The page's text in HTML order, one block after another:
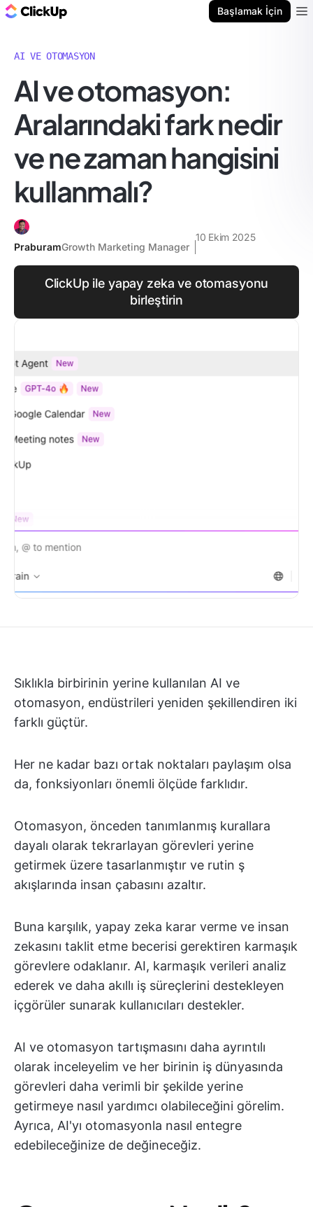
Başlamak İçin
AI VE OTOMASYON
AI ve otomasyon:
Aralarındaki fark nedir
ve ne zaman hangisini
kullanmalı?
PraburamGrowth Marketing Manager
10 Ekim 2025
ClickUp ile yapay zeka ve otomasyonu
birleştirin
Sıklıkla birbirinin yerine kullanılan AI ve
otomasyon, endüstrileri yeniden şekillendiren iki
farklı güçtür.
Her ne kadar bazı ortak noktaları paylaşım olsa
da, fonksiyonları önemli ölçüde farklıdır.
Otomasyon, önceden tanımlanmış kurallara
dayalı olarak tekrarlayan görevleri yerine
getirmek üzere tasarlanmıştır ve rutin ş
akışlarında insan çabasını azaltır.
Buna karşılık, yapay zeka karar verme ve insan
zekasını taklit etme becerisi gerektiren karmaşık
görevlere odaklanır. AI, karmaşık verileri analiz
ederek ve daha akıllı iş süreçlerini destekleyen
içgörüler sunarak kullanıcıları destekler.
AI ve otomasyon tartışmasını daha ayrıntılı
olarak inceleyelim ve her birinin iş dünyasında
görevleri daha verimli bir şekilde yerine
getirmeye nasıl yardımcı olabileceğini görelim.
Ayrıca, AI'yı otomasyonla nasıl entegre
edebileceğinize de değineceğiz.